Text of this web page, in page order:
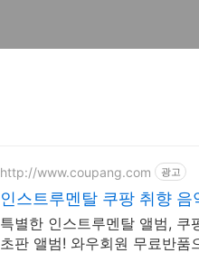
http://www.coupang.com 광고
인스트루멘탈 쿠팡 취향 음
특별한 인스트루멘탈 앨범,
초판 앨범! 와우회원 무료반품